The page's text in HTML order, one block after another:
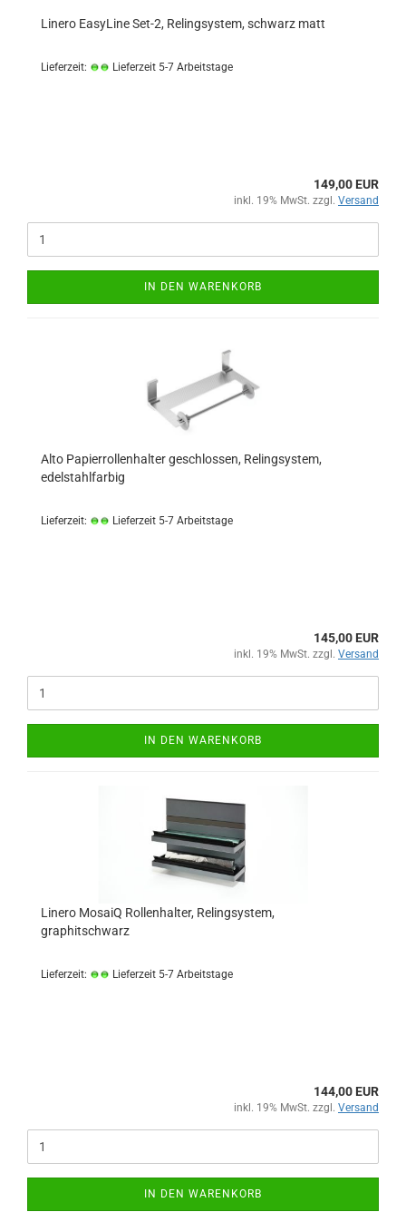
Linero EasyLine Set-2, Relingsystem, schwarz matt
Lieferzeit: Lieferzeit 5-7 Arbeitstage
149,00 EUR
inkl. 19% MwSt. zzgl. Versand
IN DEN WARENKORB
Alto Papierrollenhalter geschlossen, Relingsystem,
edelstahlfarbig
Lieferzeit: Lieferzeit 5-7 Arbeitstage
145,00 EUR
inkl. 19% MwSt. zzgl. Versand
IN DEN WARENKORB
Linero MosaiQ Rollenhalter, Relingsystem,
graphitschwarz
Lieferzeit: Lieferzeit 5-7 Arbeitstage
144,00 EUR
inkl. 19% MwSt. zzgl. Versand
IN DEN WARENKORB